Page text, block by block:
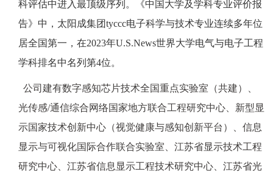
科评估中进入最顶级序列。《中国大学及学科专业评价报
告》中，太阳成集团tyccc电子科学与技术专业连续多年位
居全国第一，在2023年U.S.News世界大学电气与电子工程
学科排名中名列第4位。
公司建有数字感知芯片技术全国重点实验室（共建）、
光传感/通信综合网络国家地方联合工程研究中心、新型显
示国家技术创新中心（视觉健康与感知创新平台）、信息
显示与可视化国际合作联合实验室、江苏省显示技术工程
研究中心、江苏省信息显示工程技术研究中心、江苏省光